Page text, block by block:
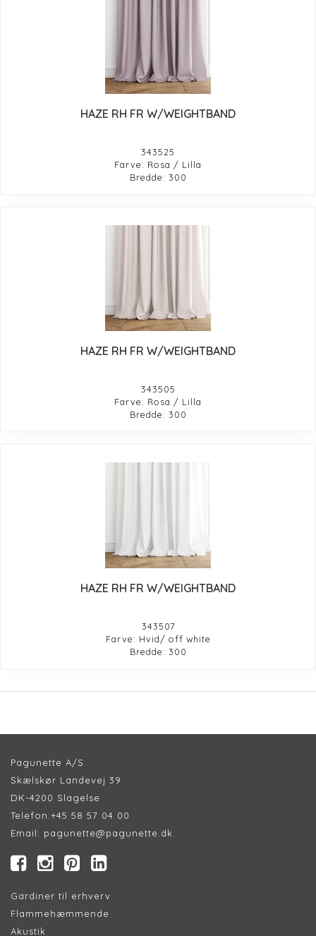
HAZE RH FR W/WEIGHTBAND
343525
Farve: Rosa / Lilla
Bredde: 300
HAZE RH FR W/WEIGHTBAND
343505
Farve: Rosa / Lilla
Bredde: 300
HAZE RH FR W/WEIGHTBAND
343507
Farve: Hvid/ off white
Bredde: 300
Pagunette A/S
Skælskør Landevej 39
DK-4200 Slagelse
Telefon:+45 58 57 04 00
Email: pagunette@pagunette.dk
Gardiner til erhverv
Flammehæmmende
Akustik